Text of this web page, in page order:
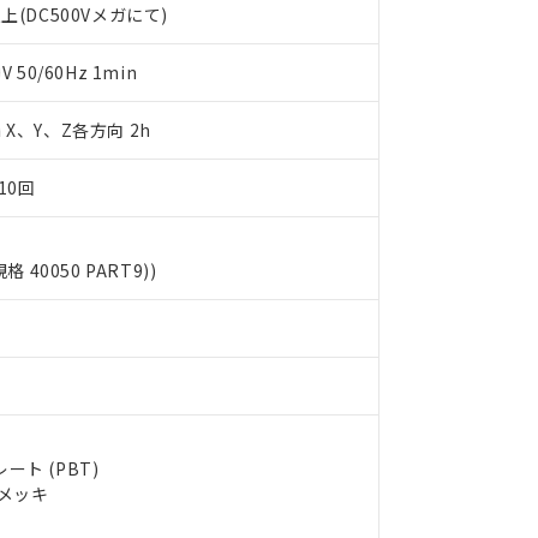
(DC500Vメガにて)
50/60Hz 1min
、Y、Z各方向 2h
回
格 40050 PART9))
ート (PBT)
ッキ
ます。
質）の非含有証明書
書（当社基準）
点で非含有を証明するもので、過去に遡って非含有を証明するも
タル酸エステル類４物質の対応では、対応完了までの期間は出
欄に対応日を記載しておりました。
への在庫切替を完了していることから、特段のことがない限り、